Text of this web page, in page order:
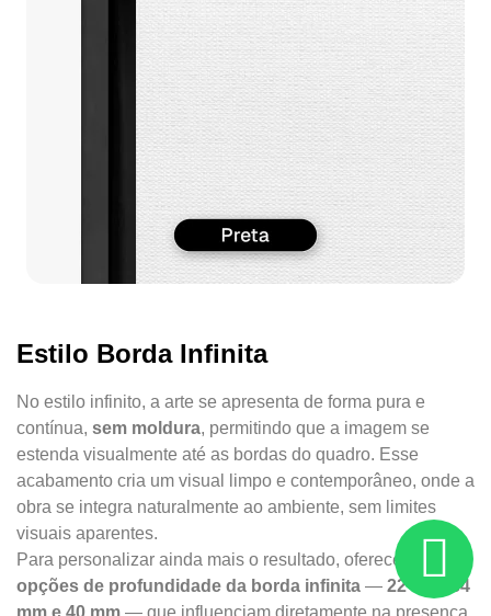
Estilo Borda Infinita
No estilo infinito, a arte se apresenta de forma pura e
contínua, sem moldura, permitindo que a imagem se
estenda visualmente até as bordas do quadro. Esse
acabamento cria um visual limpo e contemporâneo, onde a
obra se integra naturalmente ao ambiente, sem limites
visuais aparentes.
Para personalizar ainda mais o resultado, oferecemos
opções de profundidade da borda infinita — 22 mm, 34
mm e 40 mm — que influenciam diretamente na presença